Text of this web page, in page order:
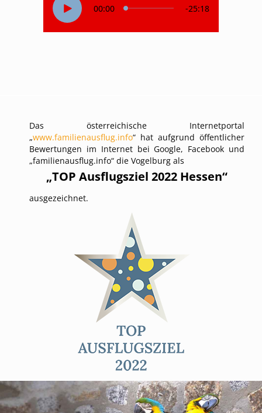
Das österreichische Internetportal
„www.familienausflug.info“ hat aufgrund öffentlicher
Bewertungen im Internet bei Google, Facebook und
„familienausflug.info“ die Vogelburg als
„TOP Ausflugsziel 2022 Hessen“
ausgezeichnet.